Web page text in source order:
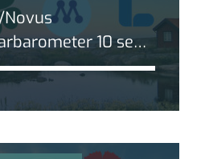
Novus
10 sept
Skillnaden mellan
minskar